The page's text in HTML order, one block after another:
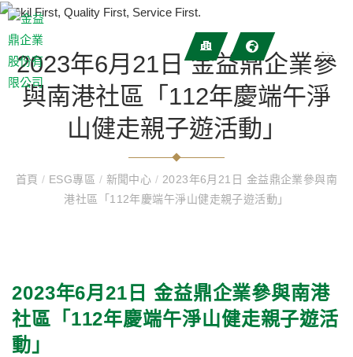
2023年6月21日 金益鼎企業參
與南港社區「112年慶端午淨
山健走親子遊活動」
首頁/ ESG專區 / 新聞中心 / 2023年6月21日 金益鼎企業參與南
港社區「112年慶端午淨山健走親子遊活動」
2023年6月21日 金益鼎企業參與南港
社區「112年慶端午淨山健走親子遊活
動」